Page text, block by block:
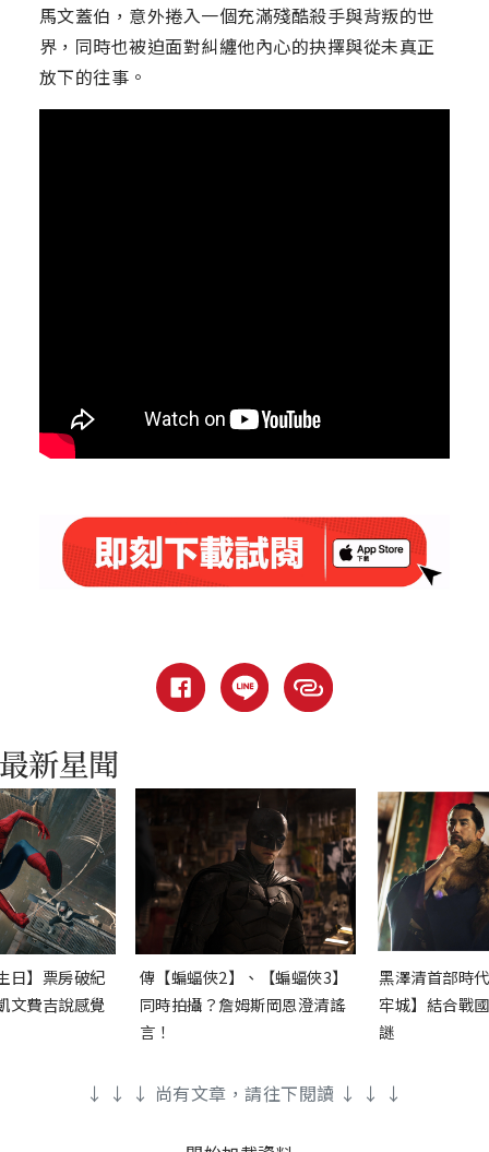
馬文蓋伯，意外捲入一個充滿殘酷殺手與背叛的世
界，同時也被迫面對糾纏他內心的抉擇與從未真正
放下的往事。
日】票房破紀
文費吉說感覺
傳【蝙蝠俠2】、【蝙蝠俠3】
同時拍攝？詹姆斯岡恩澄清謠
言！
黑澤清首部時
牢城】結合戰
謎
↓ ↓ ↓ 尚有文章，請往下閱讀 ↓ ↓ ↓